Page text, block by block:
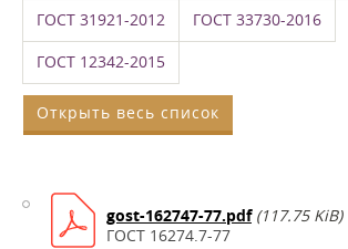
ГОСТ 31921-2012 ГОСТ 33730-2016
ГОСТ 12342-2015
Открыть весь список
gost-162747-77.pdf (117.75 KiB)
ГОСТ 16274.7-77